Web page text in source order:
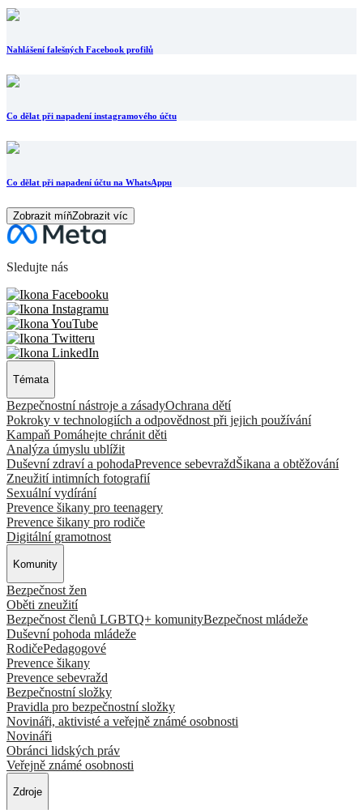
Nahlášení falešných Facebook profilů
Co dělat při napadení instagramového účtu
Co dělat při napadení účtu na WhatsAppu
Zobrazit míňZobrazit víc
Sledujte nás
Témata
Bezpečnostní nástroje a zásadyOchrana dětí
Pokroky v technologiích a odpovědnost při jejich používání
Kampaň Pomáhejte chránit děti
Analýza úmyslu ublížit
Duševní zdraví a pohodaPrevence sebevraždŠikana a obtěžování
Zneužití intimních fotografií
Sexuální vydírání
Prevence šikany pro teenagery
Prevence šikany pro rodiče
Digitální gramotnost
Komunity
Bezpečnost žen
Oběti zneužití
Bezpečnost členů LGBTQ+ komunityBezpečnost mládeže
Duševní pohoda mládeže
RodičePedagogové
Prevence šikany
Prevence sebevražd
Bezpečnostní složky
Pravidla pro bezpečnostní složky
Novináři, aktivisté a veřejně známé osobnosti
Novináři
Obránci lidských práv
Veřejně známé osobnosti
Zdroje